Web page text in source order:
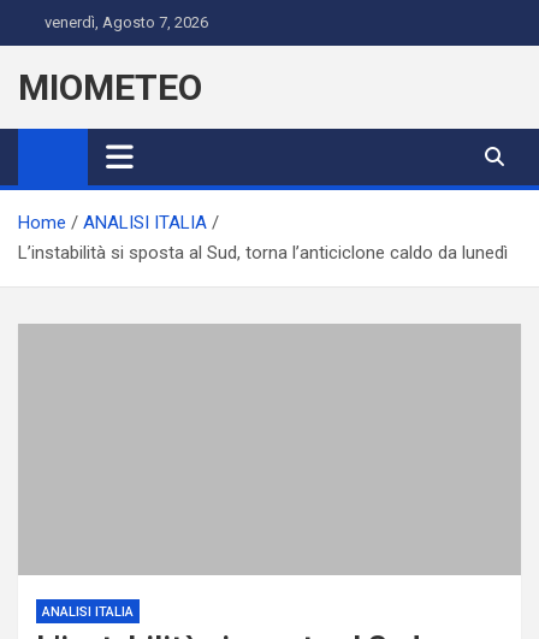
to
content
venerdì, Agosto 7, 2026
MIOMETEO
Home
ANALISI ITALIA
L’instabilità si sposta al Sud, torna l’anticiclone caldo da lunedì
ANALISI ITALIA